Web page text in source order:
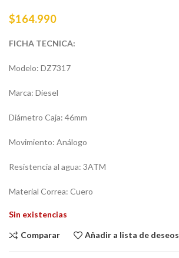
$164.990
FICHA TECNICA:
Modelo: DZ7317
Marca: Diesel
Diámetro Caja: 46mm
Movimiento: Análogo
Resistencia al agua: 3ATM
Material Correa: Cuero
Sin existencias
Comparar Añadir a lista de deseos